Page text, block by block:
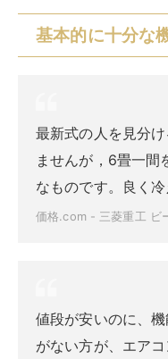
基本的に十分な
最新式の人を見分
ませんが，6畳一間
なものです。良く
価格.com - 三菱重工 ビ
値段が安いのに、
がない方が、エア